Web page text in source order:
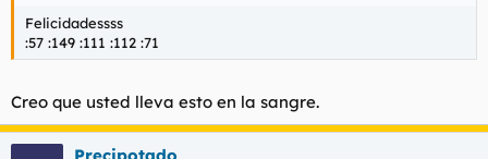
Felicidadessss
:57 :149 :111 :112 :71
Creo que usted lleva esto en la sangre.